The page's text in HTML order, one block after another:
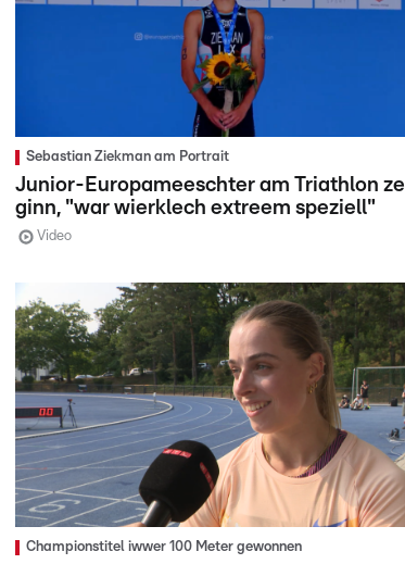
Sebastian Ziekman am Portrait
Junior-Europameeschter am Triathlon ze
ginn, "war wierklech extreem speziell"
Video
Championstitel iwwer 100 Meter gewonnen